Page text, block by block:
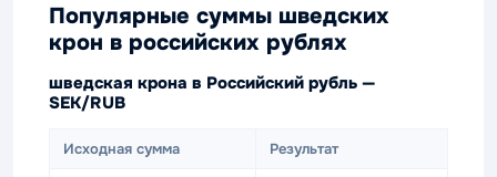
Популярные суммы шведских
крон в российских рублях
шведская крона в Российский рубль —
SEK/RUB
Исходная сумма Результат